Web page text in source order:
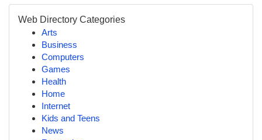
Web Directory Categories
Arts
Business
Computers
Games
Health
Home
Internet
Kids and Teens
News